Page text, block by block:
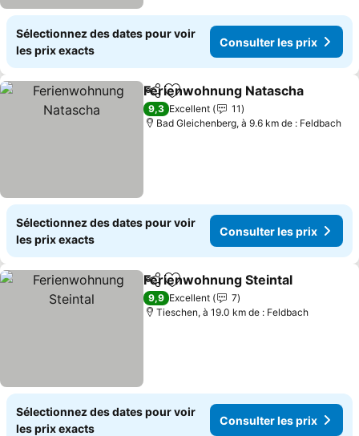
Sélectionnez des dates pour voir
les prix exacts
Consulter les prix
PartagerAjouter à mes favoris
Ferienwohnung Natascha
9,3 Excellent
11
Bad Gleichenberg, à 9.6 km de : Feldbach
Sélectionnez des dates pour voir
les prix exacts
Consulter les prix
PartagerAjouter à mes favoris
Ferienwohnung Steintal
9,9 Excellent
7
Tieschen, à 19.0 km de : Feldbach
Sélectionnez des dates pour voir
les prix exacts
Consulter les prix